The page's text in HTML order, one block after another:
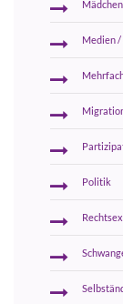
Mädchen
Medien /
Politik